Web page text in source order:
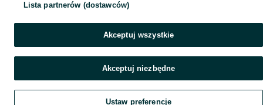
Lista partnerów (dostawców)
Akceptuj wszystkie
Akceptuj niezbędne
Ustaw preferencje